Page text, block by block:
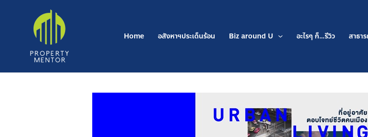
Home อสังหาฯประเด็นร้อน Biz around U อะไรๆ ก็…รีวิว สาธา